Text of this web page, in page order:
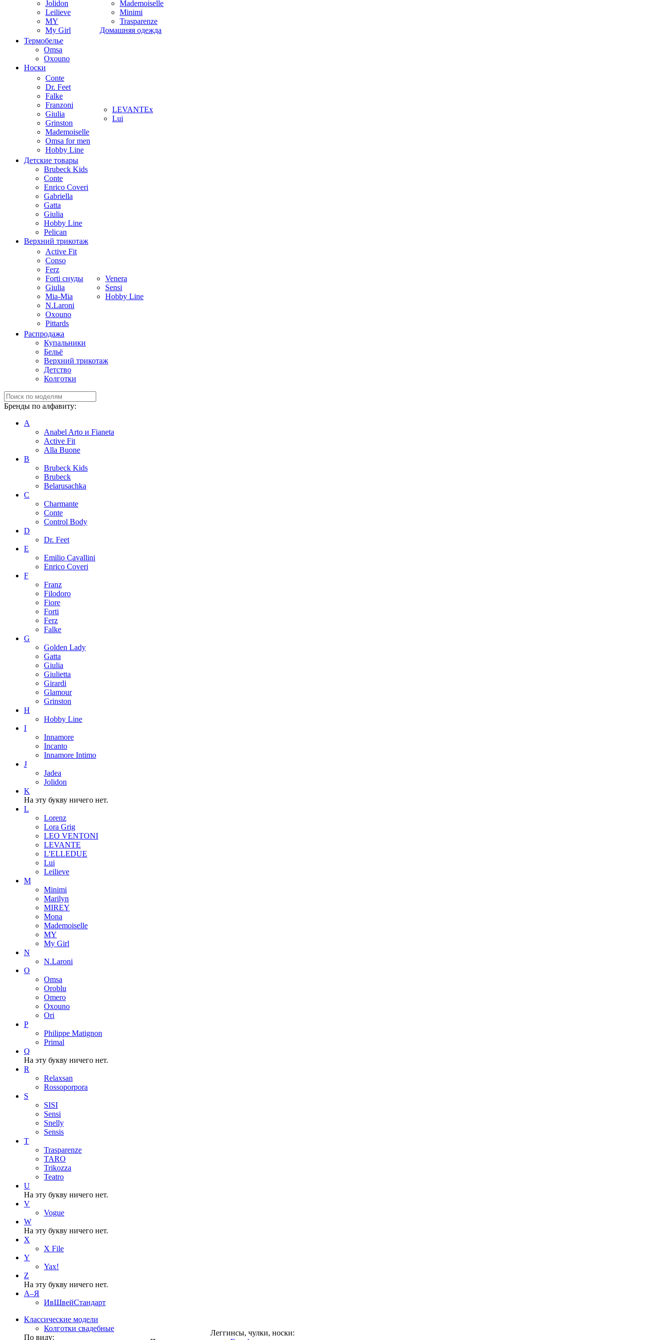
Jolidon
Leilieve
MY
My Girl
Mademoiselle
Minimi
Trasparenze
Домашняя одежда
Термобелье
Omsa
Oxouno
Носки
Conte
Dr. Feet
Falke
Franzoni
Giulia
Grinston
Mademoiselle
Omsa for men
Hobby Line
LEVANTEx
Lui
Детские товары
Brubeck Kids
Conte
Enrico Coveri
Gabriella
Gatta
Giulia
Hobby Line
Pelican
Верхний трикотаж
Active Fit
Conso
Ferz
Forti снуды
Giulia
Mia-Mia
N.Laroni
Oxouno
Pittards
Venera
Sensi
Hobby Line
Распродажа
Купальники
Бельё
Верхний трикотаж
Детство
Колготки
Бренды по алфавиту:
A
Anabel Arto и Fianeta
Active Fit
Alla Buone
B
Brubeck Kids
Brubeck
Belarusachka
C
Charmante
Conte
Control Body
D
Dr. Feet
E
Emilio Cavallini
Enrico Coveri
F
Franz
Filodoro
Fiore
Forti
Ferz
Falke
G
Golden Lady
Gatta
Giulia
Giulietta
Girardi
Glamour
Grinston
H
Hobby Line
I
Innamore
Incanto
Innamore Intimo
J
Jadea
Jolidon
K
На эту букву ничего нет.
L
Lorenz
Lora Grig
LEO VENTONI
LEVANTE
L'ELLEDUE
Lui
Leilieve
M
Minimi
Marilyn
MIREY
Mona
Mademoiselle
MY
My Girl
N
N.Laroni
O
Omsa
Oroblu
Omero
Oxouno
Ori
P
Philippe Matignon
Primal
Q
На эту букву ничего нет.
R
Relaxsan
Rossoporpora
S
SISI
Sensi
Snelly
Sensis
T
Trasparenze
TARO
Trikozza
Teatro
U
На эту букву ничего нет.
V
Vogue
W
На эту букву ничего нет.
X
X File
Y
Yax!
Z
На эту букву ничего нет.
А–Я
ИвШвейСтандарт
Классические модели
Колготки свадебные
По виду:
Леггинсы, чулки, носки: